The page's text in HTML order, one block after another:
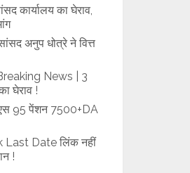
कार्यालय का घेराव,
अनुप धोत्रे ने वित्त
News | 3
घेराव !
95 पेंशन 7500+DA
Last Date लिंक नहीं
!